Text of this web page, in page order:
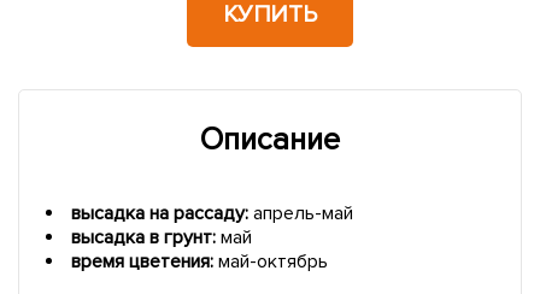
КУПИТЬ
Описание
высадка на рассаду:апрель-май
высадка в грунт:май
время цветения:май-октябрь